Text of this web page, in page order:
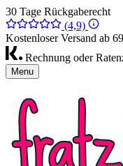
30 Tage Rückgaberecht
(4,9)
Kostenloser Versand ab
Rechnung oder
Menu